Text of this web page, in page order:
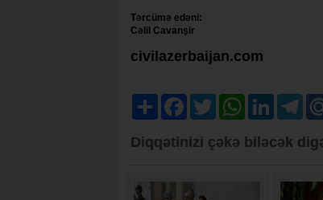
Tərcümə edəni:
Cəlil Cavanşir
civilazerbaijan.com
Share FacebookTwitter WhatsAppLinkedIn
Diqqətinizi çəkə biləcək